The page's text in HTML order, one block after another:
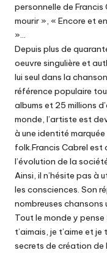
personnelle de Francis
mourir », « Encore et
»…
Depuis plus de
oeuvre singulière et
lui seul dans la
référence populaire
albums et 25 millions
monde, l’artiste est
à une identité
folk.Francis Cabrel
l’évolution de la
Ainsi, il n’hésite pas à
les consciences. Son
nombreuses chansons
Tout le monde y pense
t’aimais, je t’aime et
secrets de création de